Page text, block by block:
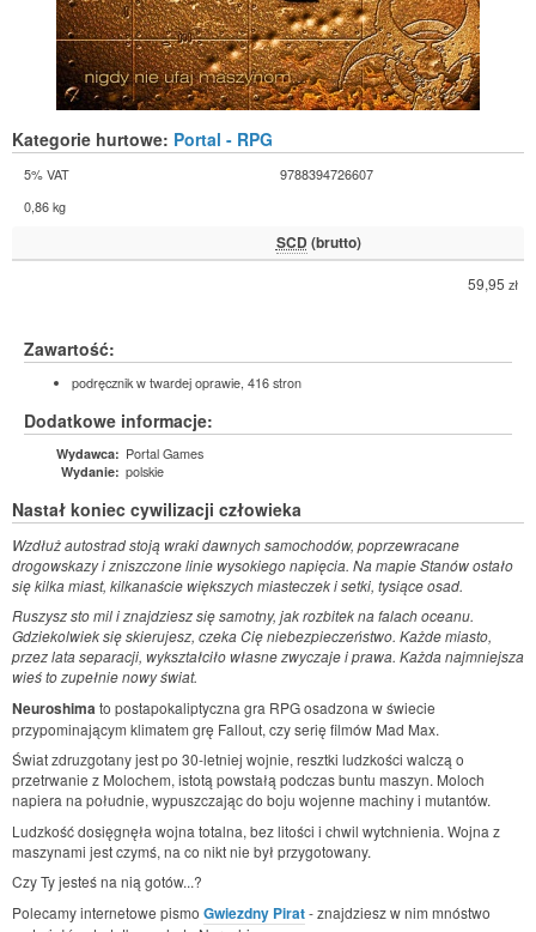
Kategorie hurtowe: Portal - RPG
5% VAT
9788394726607
0,86 kg
SCD (brutto)
59,95 zł
Zawartość:
podręcznik w twardej oprawie, 416 stron
Dodatkowe informacje:
Wydawca: Portal Games
Wydanie: polskie
Nastał koniec cywilizacji człowieka
Wzdłuż autostrad stoją wraki dawnych samochodów, poprzewracane
drogowskazy i zniszczone linie wysokiego napięcia. Na mapie Stanów ostało
się kilka miast, kilkanaście większych miasteczek i setki, tysiące osad.
Ruszysz sto mil i znajdziesz się samotny, jak rozbitek na falach oceanu.
Gdziekolwiek się skierujesz, czeka Cię niebezpieczeństwo. Każde miasto,
przez lata separacji, wykształciło własne zwyczaje i prawa. Każda najmniejsza
wieś to zupełnie nowy świat.
Neuroshima to postapokaliptyczna gra RPG osadzona w świecie
przypominającym klimatem grę Fallout, czy serię filmów Mad Max.
Świat zdruzgotany jest po 30-letniej wojnie, resztki ludzkości walczą o
przetrwanie z Molochem, istotą powstałą podczas buntu maszyn. Moloch
napiera na południe, wypuszczając do boju wojenne machiny i mutantów.
Ludzkość dosięgnęła wojna totalna, bez litości i chwil wytchnienia. Wojna z
maszynami jest czymś, na co nikt nie był przygotowany.
Czy Ty jesteś na nią gotów...?
Polecamy internetowe pismo Gwiezdny Pirat- znajdziesz w nim mnóstwo